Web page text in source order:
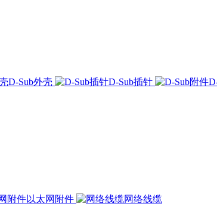
D-Sub外壳 D-Sub插针
以太网附件 网络线缆